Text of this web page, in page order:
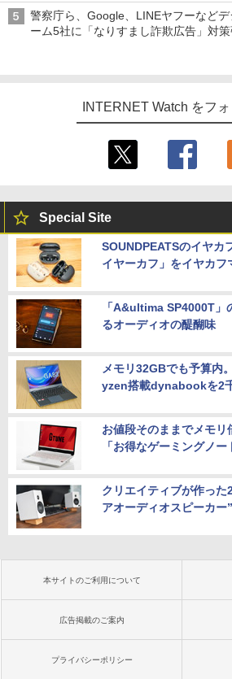
警察庁ら、Google、LINEヤフーなど
ーム5社に「なりすまし詐欺広告」対
INTERNET Watch をフ
Special Site
SOUNDPEATSのイヤカ
イヤーカフ」をイヤカフ
「A&ultima SP4000T」
るオーディオの醍醐味
メモリ32GBでも予算内
yzen搭載dynabookを2
お値段そのままでメモ
「お得なゲーミングノー
クリエイティブが作った
アオーディオスピーカー”
本サイトのご利用について
広告掲載のご案内
プライバシーポリシー